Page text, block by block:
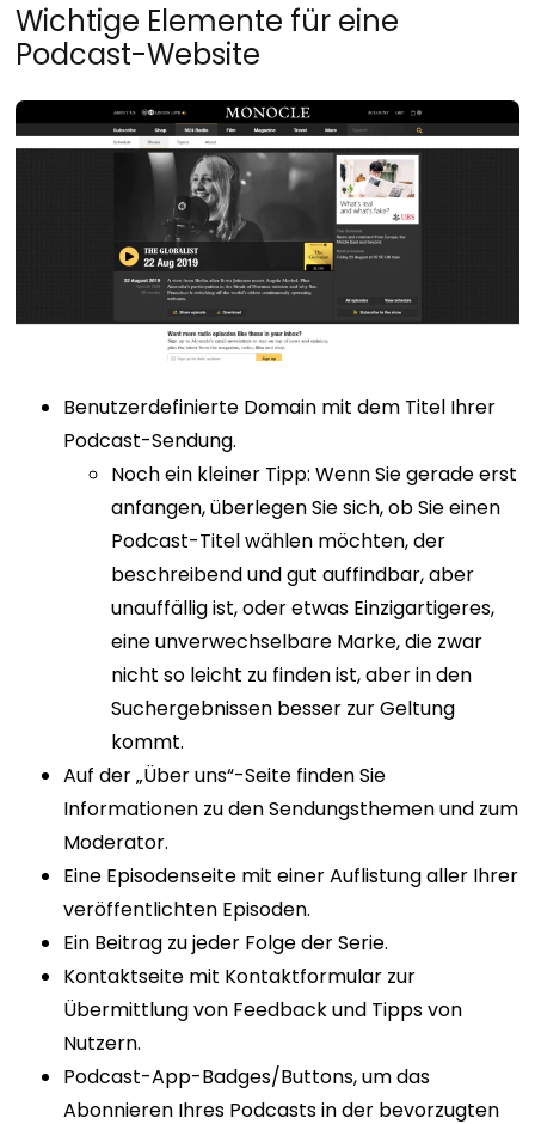
Wichtige Elemente für eine
Podcast-Website
Benutzerdefinierte Domain mit dem Titel Ihrer
Podcast-Sendung.
Noch ein kleiner Tipp: Wenn Sie gerade erst
anfangen, überlegen Sie sich, ob Sie einen
Podcast-Titel wählen möchten, der
beschreibend und gut auffindbar, aber
unauffällig ist, oder etwas Einzigartigeres,
eine unverwechselbare Marke, die zwar
nicht so leicht zu finden ist, aber in den
Suchergebnissen besser zur Geltung
kommt.
Auf der „Über uns“-Seite finden Sie
Informationen zu den Sendungsthemen und zum
Moderator.
Eine Episodenseite mit einer Auflistung aller Ihrer
veröffentlichten Episoden.
Ein Beitrag zu jeder Folge der Serie.
Kontaktseite mit Kontaktformular zur
Übermittlung von Feedback und Tipps von
Nutzern.
Podcast-App-Badges/Buttons, um das
Abonnieren Ihres Podcasts in der bevorzugten